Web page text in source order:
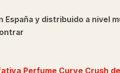
España y distribuido a nivel
Perfume Curve Crush de